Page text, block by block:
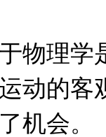
物理学
动的客
机会。